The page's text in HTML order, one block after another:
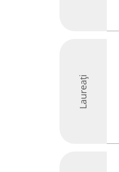
Laureați